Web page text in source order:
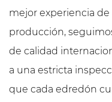
mejor experiencia
producción,
de calidad
a una estricta
que cada edredón